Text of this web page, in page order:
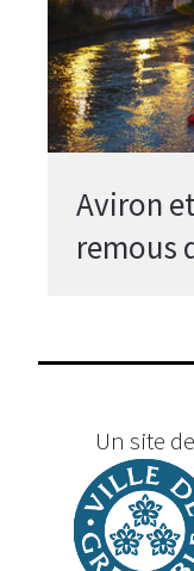
Aviron
remous
Un site de